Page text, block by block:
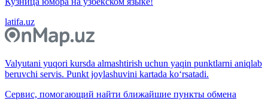
latifa.uz
Valyutani yuqori kursda almashtirish uchun yaqin punktlarni aniqlab
beruvchi servis. Punkt joylashuvini kartada ko‘rsatadi.
Сервис, помогающий найти ближайшие пункты обмена